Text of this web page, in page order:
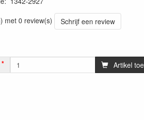
met 0 review(s)
Schrijf een review
Artikel